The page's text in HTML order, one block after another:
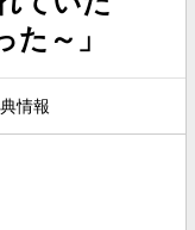
～」
情報